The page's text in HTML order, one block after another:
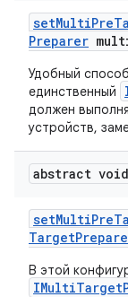
setMultiPre
Preparer
Удобный
единственный
должен
устройств,
abstract void
setMultiPre
Target
В этой